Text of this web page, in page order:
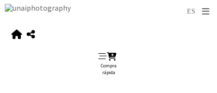
Compra
rápida